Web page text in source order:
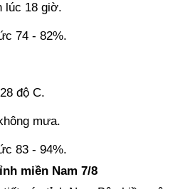
lúc 18 giờ.
74 - 82%.
độ C.
mưa.
83 - 94%.
miền Nam 7/8